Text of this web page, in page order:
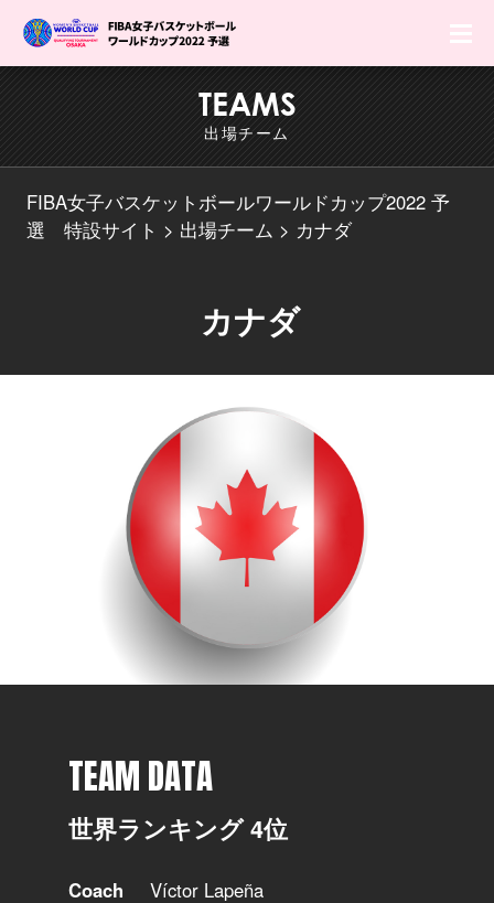
TEAMS
出場チーム
FIBA女子バスケットボールワールドカップ2022 予
選 特設サイト
出場チーム カナダ
カナダ
TEAM DATA
世界ランキング 4位
Coach
Víctor Lapeña